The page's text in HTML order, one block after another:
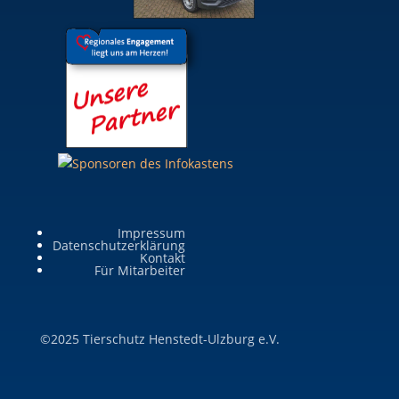
Impressum
Datenschutzerklärung
Kontakt
Für Mitarbeiter
©2025 Tierschutz Henstedt-Ulzburg e.V.